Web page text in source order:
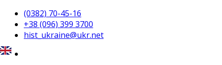
(0382) 70-45-16
+38 (096) 399 3700
hist_ukraine@ukr.net